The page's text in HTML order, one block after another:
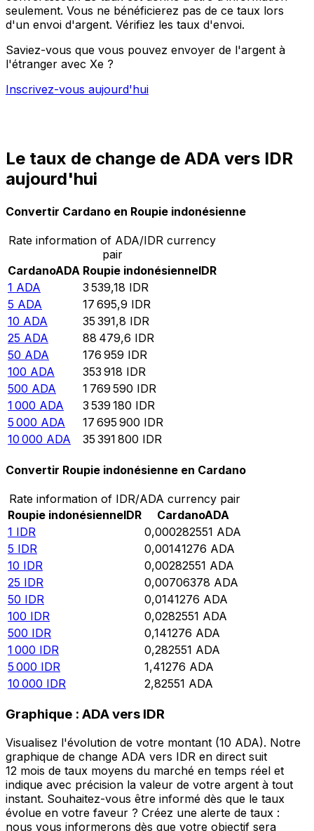
seulement. Vous ne bénéficierez pas de ce taux lors
d'un envoi d'argent. Vérifiez les taux d'envoi.
Saviez-vous que vous pouvez envoyer de l'argent à
l'étranger avec Xe ?
Inscrivez-vous aujourd'hui
Le taux de change de ADA vers IDR
aujourd'hui
Convertir Cardano en Roupie indonésienne
Rate information of ADA/IDR currency
pair
CardanoADA Roupie indonésienneIDR
1 ADA 3 539,18 IDR
5 ADA 17 695,9 IDR
10 ADA 35 391,8 IDR
25 ADA 88 479,6 IDR
50 ADA 176 959 IDR
100 ADA 353 918 IDR
500 ADA 1 769 590 IDR
1 000 ADA 3 539 180 IDR
5 000 ADA 17 695 900 IDR
10 000 ADA 35 391 800 IDR
Convertir Roupie indonésienne en Cardano
Rate information of IDR/ADA currency pair
Roupie indonésienneIDR CardanoADA
1 IDR 0,000282551 ADA
5 IDR 0,00141276 ADA
10 IDR 0,00282551 ADA
25 IDR 0,00706378 ADA
50 IDR 0,0141276 ADA
100 IDR 0,0282551 ADA
500 IDR 0,141276 ADA
1 000 IDR 0,282551 ADA
5 000 IDR 1,41276 ADA
10 000 IDR 2,82551 ADA
Graphique : ADA vers IDR
Visualisez l'évolution de votre montant (10 ADA). Notre
graphique de change ADA vers IDR en direct suit
12 mois de taux moyens du marché en temps réel et
indique avec précision la valeur de votre argent à tout
instant. Souhaitez-vous être informé dès que le taux
évolue en votre faveur ? Créez une alerte de taux :
nous vous informerons dès que votre objectif sera